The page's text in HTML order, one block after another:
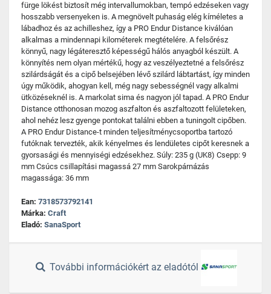
fürge lökést biztosít még intervallumokban, tempó edzéseken vagy
hosszabb versenyeken is. A megnövelt puhaság elég kíméletes a
lábadhoz és az achilleshez, így a PRO Endur Distance kiválóan
alkalmas a mindennapi kilométerek megtételére. A felsőrész
könnyű, nagy légáteresztő képességű hálós anyagból készült. A
könnyítés nem olyan mértékű, hogy az veszélyeztetné a felsőrész
szilárdságát és a cipő belsejében lévő szilárd lábtartást, így minden
úgy működik, ahogyan kell, még nagy sebességnél vagy alkalmi
ütközéseknél is. A markolat sima és nagyon jól tapad. A PRO Endur
Distance otthonosan mozog aszfalton és aszfaltozott felületeken,
ahol nehéz lesz gyenge pontokat találni ebben a tuningolt cipőben.
A PRO Endur Distance-t minden teljesítménycsoportba tartozó
futóknak tervezték, akik kényelmes és lendületes cipőt keresnek a
gyorsasági és mennyiségi edzésekhez. Súly: 235 g (UK8) Csepp: 9
mm Csúcs csillapítási magassá 27 mm Sarokpárnázás
magassága: 36 mm
Ean: 7318573792141
Márka: Craft
Eladó: SanaSport
További információkért az eladótól